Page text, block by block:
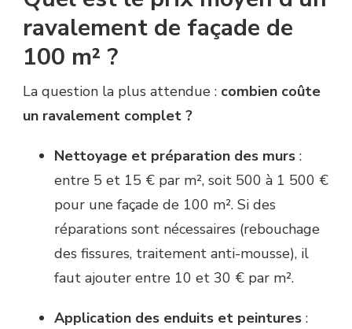
ravalement de façade de
100 m² ?
La question la plus attendue : combien coûte
un ravalement complet ?
Nettoyage et préparation des murs :
entre 5 et 15 € par m², soit 500 à 1 500 €
pour une façade de 100 m². Si des
réparations sont nécessaires (rebouchage
des fissures, traitement anti-mousse), il
faut ajouter entre 10 et 30 € par m².
Application des enduits et peintures :